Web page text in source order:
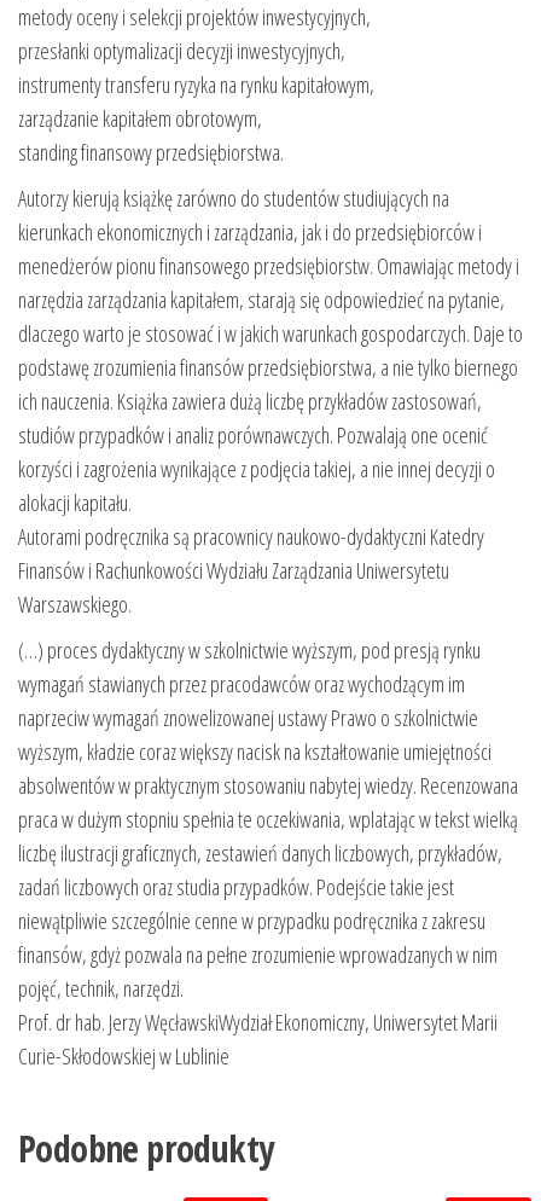
metody oceny i selekcji projektów inwestycyjnych,
przesłanki optymalizacji decyzji inwestycyjnych,
instrumenty transferu ryzyka na rynku kapitałowym,
zarządzanie kapitałem obrotowym,
standing finansowy przedsiębiorstwa.
Autorzy kierują książkę zarówno do studentów studiujących na
kierunkach ekonomicznych i zarządzania, jak i do przedsiębiorców i
menedżerów pionu finansowego przedsiębiorstw. Omawiając metody i
narzędzia zarządzania kapitałem, starają się odpowiedzieć na pytanie,
dlaczego warto je stosować i w jakich warunkach gospodarczych. Daje to
podstawę zrozumienia finansów przedsiębiorstwa, a nie tylko biernego
ich nauczenia. Książka zawiera dużą liczbę przykładów zastosowań,
studiów przypadków i analiz porównawczych. Pozwalają one ocenić
korzyści i zagrożenia wynikające z podjęcia takiej, a nie innej decyzji o
alokacji kapitału.
Autorami podręcznika są pracownicy naukowo-dydaktyczni Katedry
Finansów i Rachunkowości Wydziału Zarządzania Uniwersytetu
Warszawskiego.
(…) proces dydaktyczny w szkolnictwie wyższym, pod presją rynku
wymagań stawianych przez pracodawców oraz wychodzącym im
naprzeciw wymagań znowelizowanej ustawy Prawo o szkolnictwie
wyższym, kładzie coraz większy nacisk na kształtowanie umiejętności
absolwentów w praktycznym stosowaniu nabytej wiedzy. Recenzowana
praca w dużym stopniu spełnia te oczekiwania, wplatając w tekst wielką
liczbę ilustracji graficznych, zestawień danych liczbowych, przykładów,
zadań liczbowych oraz studia przypadków. Podejście takie jest
niewątpliwie szczególnie cenne w przypadku podręcznika z zakresu
finansów, gdyż pozwala na pełne zrozumienie wprowadzanych w nim
pojęć, technik, narzędzi.
Prof. dr hab. Jerzy WęcławskiWydział Ekonomiczny, Uniwersytet Marii
Curie-Skłodowskiej w Lublinie
Podobne produkty